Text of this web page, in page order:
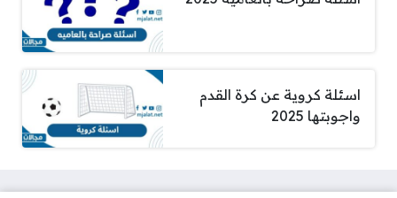
اسئلة كروية عن كرة القدم
واجوبتها 2025